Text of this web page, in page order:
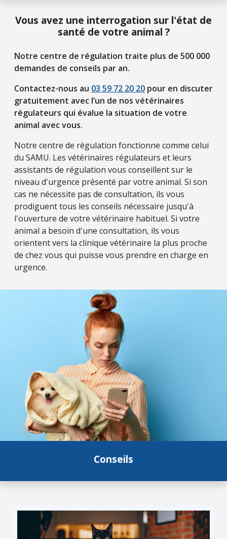
Vous avez une interrogation sur l'état de
santé de votre animal ?
Notre centre de régulation traite plus de 500 000
demandes de conseils par an.
Contactez-nous au 03 59 72 20 20 pour en discuter
gratuitement avec l’un de nos vétérinaires
régulateurs qui évalue la situation de votre
animal avec vous.
Notre centre de régulation fonctionne comme celui
du SAMU. Les vétérinaires régulateurs et leurs
assistants de régulation vous conseillent sur le
niveau d'urgence présenté par votre animal. Si son
cas ne nécessite pas de consultation, ils vous
prodiguent tous les conseils nécessaire jusqu'à
l'ouverture de votre vétérinaire habituel. Si votre
animal a besoin d'une consultation, ils vous
orientent vers la clinique vétérinaire la plus proche
de chez vous qui puisse vous prendre en charge en
urgence.
Conseils